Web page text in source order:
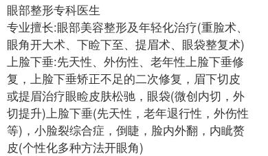
眼部整形专科医生
专业擅长:眼部美容整形及年轻化治疗(重脸术、
眼角开大术、下睑下至、提眉术、眼袋整复术)
上脸下垂:先天性、外伤性、老年性上脸下垂修
复，上脸下垂矫正不足的二次修复，眉下切皮
或提眉治疗眼睑皮肤松驰，眼袋(微创内切，外
切提升)上脸下垂(先天性，老年退行性，外伤性
等)，小脸裂综合症，倒睫，脸内外翻，内眦赘
皮(个性化多种方法开眼角)